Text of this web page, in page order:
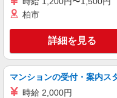
柏市
詳細を見る
マンションの受付・案内ス
時給 2,000円